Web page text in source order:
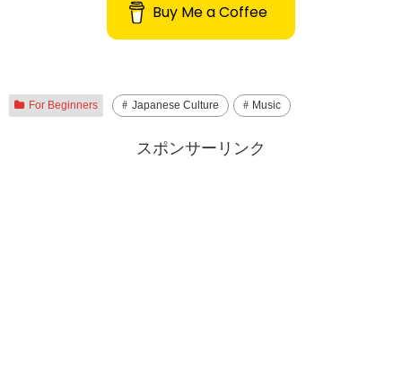
Buy Me a Coffee
For Beginners Japanese Culture Music
スポンサーリンク